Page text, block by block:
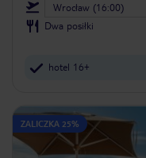
Wrocław (16:00)
Dwa posiłki
hotel 16+
ZALICZKA 25%